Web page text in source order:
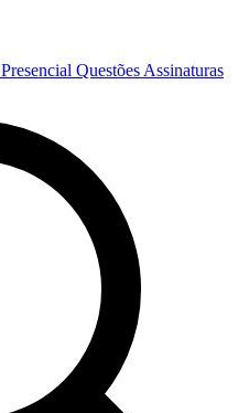
Presencial Questões Assinaturas